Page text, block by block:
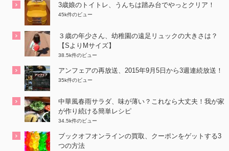
3歳娘のトイトレ、うんちは踏み台でやっとクリア！
45k件のビュー
３歳の年少さん、幼稚園の遠足リュックの大きさは？
【SよりMサイズ】
38.5k件のビュー
アンフェアの再放送、2015年9月5日から3週連続放送！
35k件のビュー
中華風春雨サラダ、味が薄い？これなら大丈夫！我が家
が作り続ける簡単レシピ
34.5k件のビュー
ブックオフオンラインの買取、クーポンをゲットする3
つの方法